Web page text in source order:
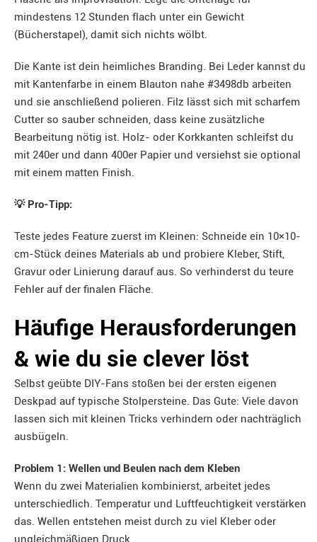
mindestens 12 Stunden flach unter ein Gewicht
(Bücherstapel), damit sich nichts wölbt.
Die Kante ist dein heimliches Branding. Bei Leder kannst du
mit Kantenfarbe in einem Blauton nahe #3498db arbeiten
und sie anschließend polieren. Filz lässt sich mit scharfem
Cutter so sauber schneiden, dass keine zusätzliche
Bearbeitung nötig ist. Holz- oder Korkkanten schleifst du
mit 240er und dann 400er Papier und versiehst sie optional
mit einem matten Finish.
💡 Pro-Tipp:
Teste jedes Feature zuerst im Kleinen: Schneide ein 10×10-
cm-Stück deines Materials ab und probiere Kleber, Stift,
Gravur oder Linierung darauf aus. So verhinderst du teure
Fehler auf der finalen Fläche.
Häufige Herausforderungen
& wie du sie clever löst
Selbst geübte DIY-Fans stoßen bei der ersten eigenen
Deskpad auf typische Stolpersteine. Das Gute: Viele davon
lassen sich mit kleinen Tricks verhindern oder nachträglich
ausbügeln.
Problem 1: Wellen und Beulen nach dem Kleben
Wenn du zwei Materialien kombinierst, arbeitet jedes
unterschiedlich. Temperatur und Luftfeuchtigkeit verstärken
das. Wellen entstehen meist durch zu viel Kleber oder
ungleichmäßigen Druck.